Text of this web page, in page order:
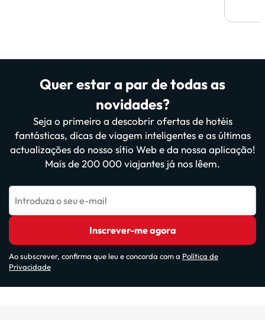
Quer estar a par de todas as
novidades?
Seja o primeiro a descobrir ofertas de hotéis
fantásticas, dicas de viagem inteligentes e as últimas
actualizações do nosso sítio Web e da nossa aplicação!
Mais de 200 000 viajantes já nos lêem.
Introduza o seu e-mail
Inscrever-me agora
Ao subscrever, confirma que leu e concorda com a Política de
Privacidade